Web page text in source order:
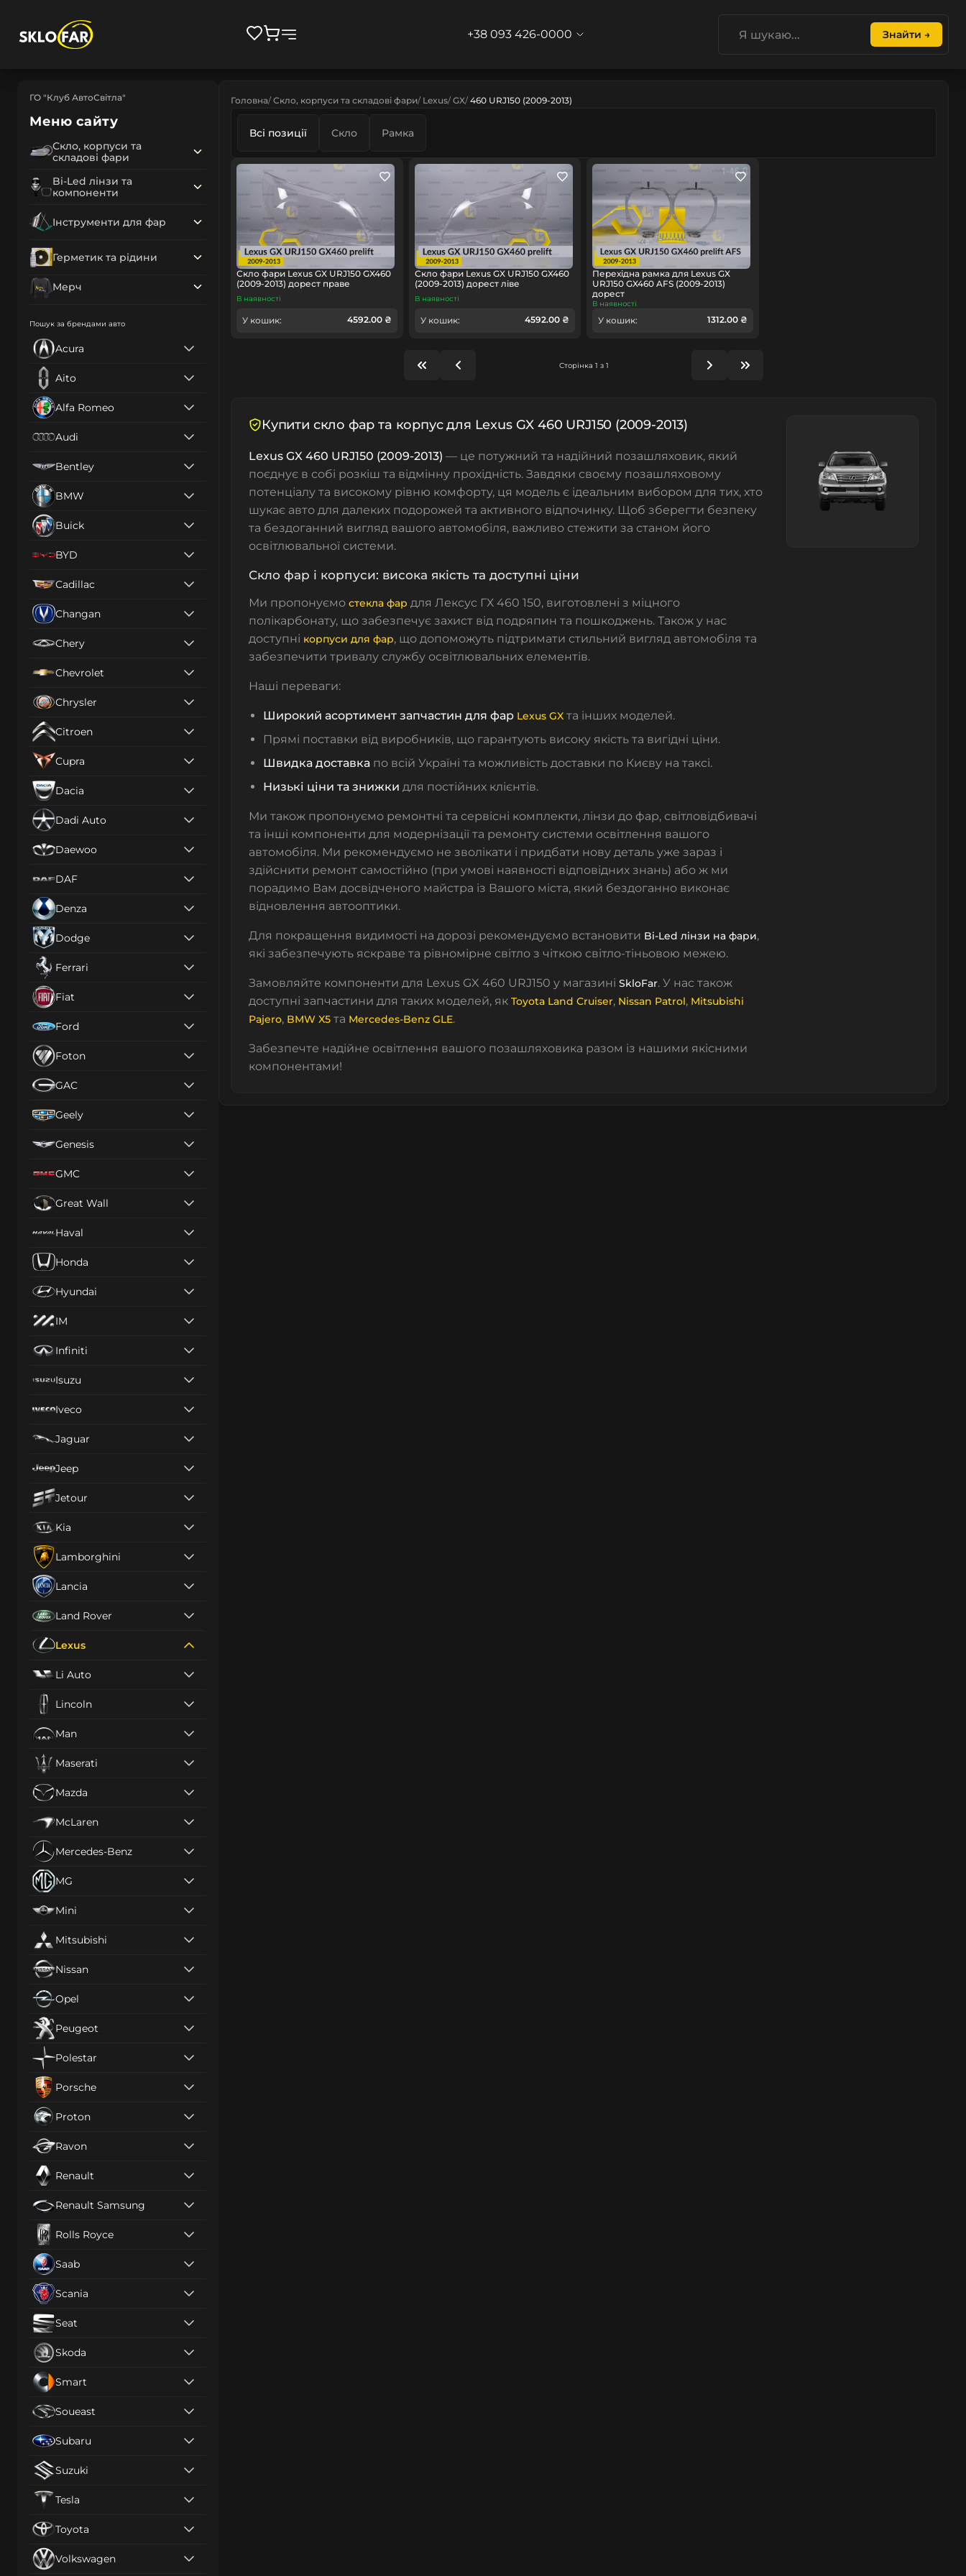
+38 093 426-0000 Знайти →
ГО "Клуб АвтоСвітла"
Меню сайту
Скло, корпуси та
складові фари
Bi-Led лінзи та
компоненти
Інструменти для фар
Герметик та рідини
Мерч
Пошук за брендами авто
Acura
Aito
Alfa Romeo
Audi
Bentley
BMW
Buick
BYD
Cadillac
Changan
Chery
Chevrolet
Chrysler
Citroen
Cupra
Dacia
Dadi Auto
Daewoo
DAF
Denza
Dodge
Ferrari
Fiat
Ford
Foton
GAC
Geely
Genesis
GMC
Great Wall
Haval
Honda
Hyundai
IM
Infiniti
Isuzu
Iveco
Jaguar
Jeep
Jetour
Kia
Lamborghini
Lancia
Land Rover
Lexus
Li Auto
Lincoln
Man
Maserati
Mazda
McLaren
Mercedes-Benz
MG
Mini
Mitsubishi
Nissan
Opel
Peugeot
Polestar
Porsche
Proton
Ravon
Renault
Renault Samsung
Rolls Royce
Saab
Scania
Seat
Skoda
Smart
Soueast
Subaru
Suzuki
Tesla
Toyota
Volkswagen
Головна Скло, корпуси та складові фари Lexus GX 460 URJ150 (2009-2013)
Всі позиції Скло Рамка
Скло фари Lexus GX URJ150 GX460
(2009-2013) дорест праве
В наявності
У кошик: 4592.00 ₴
Скло фари Lexus GX URJ150 GX460
(2009-2013) дорест ліве
В наявності
У кошик: 4592.00 ₴
Перехідна рамка для Lexus GX
URJ150 GX460 AFS (2009-2013)
дорест
В наявності
У кошик: 1312.00 ₴
Сторінка 1 з 1
Купити скло фар та корпус для Lexus GX 460 URJ150 (2009-2013)
Lexus GX 460 URJ150 (2009-2013) — це потужний та надійний позашляховик, який
поєднує в собі розкіш та відмінну прохідність. Завдяки своєму позашляховому
потенціалу та високому рівню комфорту, ця модель є ідеальним вибором для тих, хто
шукає авто для далеких подорожей та активного відпочинку. Щоб зберегти безпеку
та бездоганний вигляд вашого автомобіля, важливо стежити за станом його
освітлювальної системи.
Скло фар і корпуси: висока якість та доступні ціни
Ми пропонуємо стекла фар для Лексус ГХ 460 150, виготовлені з міцного
полікарбонату, що забезпечує захист від подряпин та пошкоджень. Також у нас
доступні корпуси для фар, що допоможуть підтримати стильний вигляд автомобіля та
забезпечити тривалу службу освітлювальних елементів.
Наші переваги:
Широкий асортимент запчастин для фар Lexus GX та інших моделей.
Прямі поставки від виробників, що гарантують високу якість та вигідні ціни.
Швидка доставка по всій Україні та можливість доставки по Києву на таксі.
Низькі ціни та знижки для постійних клієнтів.
Ми також пропонуємо ремонтні та сервісні комплекти, лінзи до фар, світловідбивачі
та інші компоненти для модернізації та ремонту системи освітлення вашого
автомобіля. Ми рекомендуємо не зволікати і придбати нову деталь уже зараз і
здійснити ремонт самостійно (при умові наявності відповідних знань) або ж ми
порадимо Вам досвідченого майстра із Вашого міста, який бездоганно виконає
відновлення автооптики.
Для покращення видимості на дорозі рекомендуємо встановити Bi-Led лінзи на фари,
які забезпечують яскраве та рівномірне світло з чіткою світло-тіньовою межею.
Замовляйте компоненти для Lexus GX 460 URJ150 у магазині SkloFar. У нас також
доступні запчастини для таких моделей, як Toyota Land Cruiser, Nissan Patrol, Mitsubishi
Pajero, BMW X5 та Mercedes-Benz GLE.
Забезпечте надійне освітлення вашого позашляховика разом із нашими якісними
компонентами!